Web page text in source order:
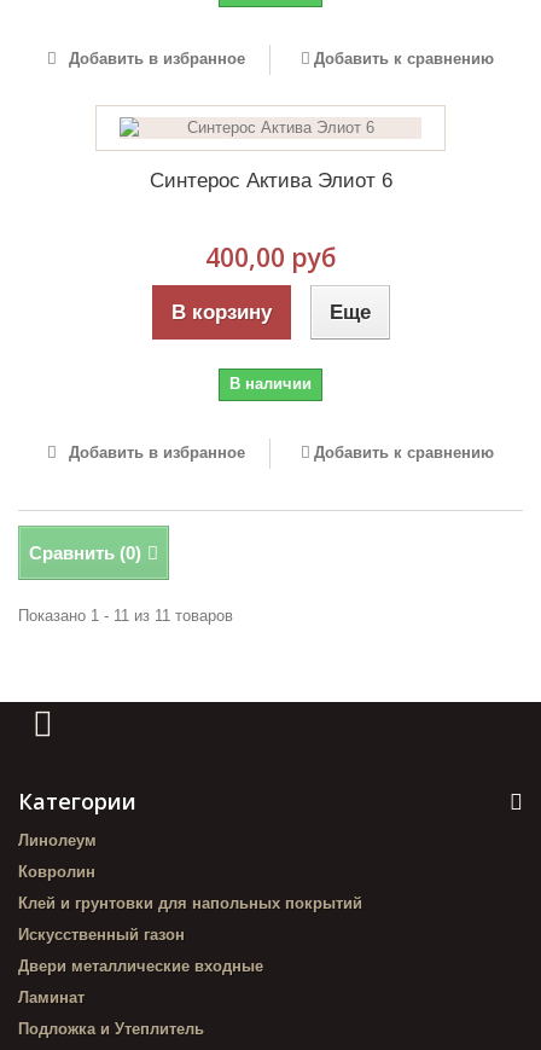
Добавить в избранное Добавить к сравнению
Синтерос Актива Элиот 6
400,00 руб
В корзину Еще
В наличии
Добавить в избранное Добавить к сравнению
Сравнить (0)
Показано 1 - 11 из 11 товаров
Категории
Линолеум
Ковролин
Клей и грунтовки для напольных покрытий
Искусственный газон
Двери металлические входные
Ламинат
Подложка и Утеплитель